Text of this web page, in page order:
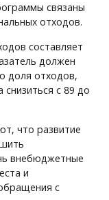
связаны
отходов.
составляет
должен
доля отходов,
с 89 до
что развитие
внебюджетные
и
с